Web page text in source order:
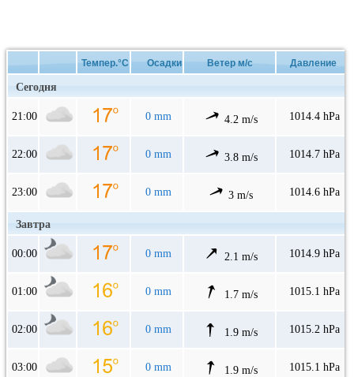
Темпер.°C Осадки Ветер м/с Давление
Сегодня
21:00 0 mm 4.2 m/s 1014.4 hPa
22:00 0 mm 3.8 m/s 1014.7 hPa
23:00 0 mm 3 m/s 1014.6 hPa
Завтра
00:00 0 mm 2.1 m/s 1014.9 hPa
01:00 0 mm 1.7 m/s 1015.1 hPa
02:00 0 mm 1.9 m/s 1015.2 hPa
03:00 0 mm 1.9 m/s 1015.1 hPa